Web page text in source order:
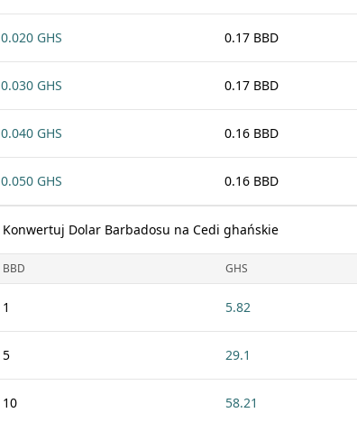
0.020 GHS 0.17 BBD
0.030 GHS 0.17 BBD
0.040 GHS 0.16 BBD
0.050 GHS 0.16 BBD
Konwertuj Dolar Barbadosu na Cedi ghańskie
BBD GHS
1 5.82
5 29.1
10 58.21